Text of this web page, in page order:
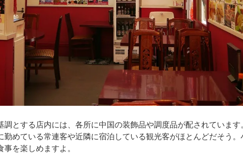
調とする店内には、各所に中国の装飾品や調度品が配されていま
勤めている常連客や近隣に宿泊している観光客がほとんどだそう
を楽しめますよ。